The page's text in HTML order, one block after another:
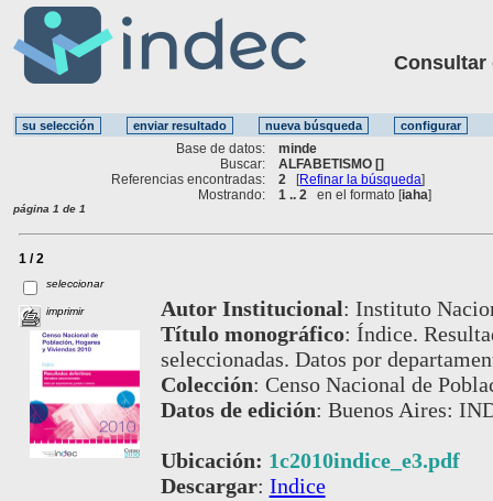
Consultar
Base de datos:
minde
Buscar:
ALFABETISMO []
Referencias encontradas:
2 [Refinar la búsqueda]
Mostrando:
1 .. 2 en el formato [iaha]
página 1 de 1
1 / 2
seleccionar
imprimir Autor Institucional: Instituto
Título monográfico: Índice.
seleccionadas. Datos por
Colección: Censo Nacional de
Datos de edición: Buenos Aires:
Ubicación: 1c2010indice_e3.pdf
Descargar: Indice